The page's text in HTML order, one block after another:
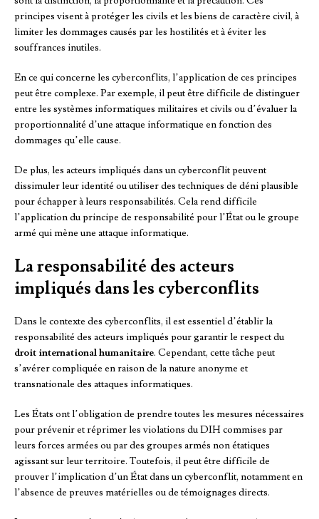
principes visent à protéger les civils et les biens de caractère civil, à
limiter les dommages causés par les hostilités et à éviter les
souffrances inutiles.
En ce qui concerne les cyberconflits, l’application de ces principes
peut être complexe. Par exemple, il peut être difficile de distinguer
entre les systèmes informatiques militaires et civils ou d’évaluer la
proportionnalité d’une attaque informatique en fonction des
dommages qu’elle cause.
De plus, les acteurs impliqués dans un cyberconflit peuvent
dissimuler leur identité ou utiliser des techniques de déni plausible
pour échapper à leurs responsabilités. Cela rend difficile
l’application du principe de responsabilité pour l’État ou le groupe
armé qui mène une attaque informatique.
La responsabilité des acteurs
impliqués dans les cyberconflits
Dans le contexte des cyberconflits, il est essentiel d’établir la
responsabilité des acteurs impliqués pour garantir le respect du
droit international humanitaire. Cependant, cette tâche peut
s’avérer compliquée en raison de la nature anonyme et
transnationale des attaques informatiques.
Les États ont l’obligation de prendre toutes les mesures nécessaires
pour prévenir et réprimer les violations du DIH commises par
leurs forces armées ou par des groupes armés non étatiques
agissant sur leur territoire. Toutefois, il peut être difficile de
prouver l’implication d’un État dans un cyberconflit, notamment en
l’absence de preuves matérielles ou de témoignages directs.